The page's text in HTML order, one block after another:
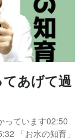
てあげて過
っています02:50
「お水の知育」